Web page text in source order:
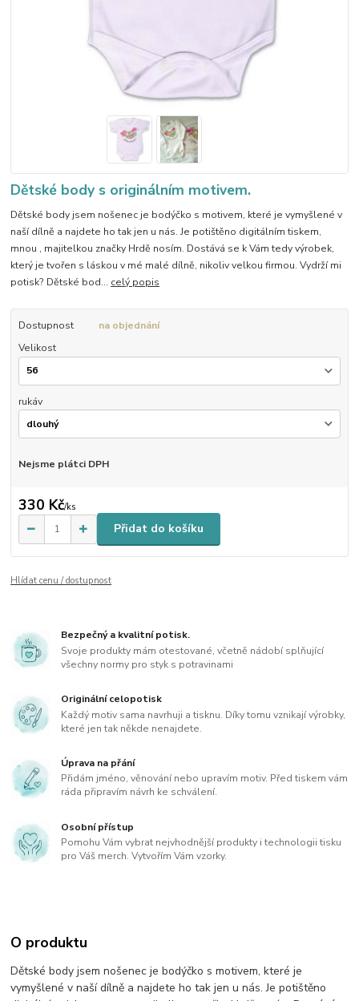
Dětské body s originálním motivem.
Dětské body jsem nošenec je bodýčko s motivem, které je vymyšlené v
naší dílně a najdete ho tak jen u nás. Je potištěno digitálním tiskem,
mnou , majitelkou značky Hrdě nosím. Dostává se k Vám tedy výrobek,
který je tvořen s láskou v mé malé dílně, nikoliv velkou firmou. Vydrží mi
potisk? Dětské bod... celý popis
Dostupnost
na objednání
Velikost
rukáv
Nejsme plátci DPH
330 Kč/ks
Přidat do košíku
Hlídat cenu / dostupnost
Bezpečný a kvalitní potisk.
Svoje produkty mám otestované, včetně nádobí splňující
všechny normy pro styk s potravinami
Originální celopotisk
Každý motiv sama navrhuji a tisknu. Díky tomu vznikají výrobky,
které jen tak někde nenajdete.
Úprava na přání
Přidám jméno, věnování nebo upravím motiv. Před tiskem vám
ráda připravím návrh ke schválení.
Osobní přístup
Pomohu Vám vybrat nejvhodnější produkty i technologii tisku
pro Váš merch. Vytvořím Vám vzorky.
O produktu
Dětské body jsem nošenec je bodýčko s motivem, které je
vymyšlené v naší dílně a najdete ho tak jen u nás. Je potištěno